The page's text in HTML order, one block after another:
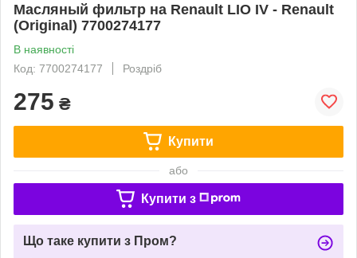
Масляный фильтр на Renault LIO IV - Renault
(Original) 7700274177
В наявності
Код: 7700274177
Роздріб
275 ₴
Купити
або
Купити з
Що таке купити з Пром?